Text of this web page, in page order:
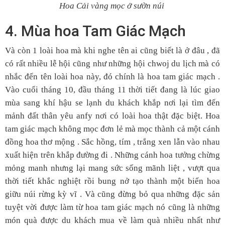
Hoa Cải vàng mọc ở sườn núi
4. Mùa hoa Tam Giác Mạch
Và còn 1 loài hoa mà khi nghe tên ai cũng biết là ở đâu , đã
có rất nhiều lễ hội cũng như những hội chwoj du lịch mà có
nhắc đến tên loài hoa này, đó chính là hoa tam giác mạch .
Vào cuối tháng 10, đầu tháng 11 thời tiết đang là lúc giao
mùa sang khí hậu se lạnh du khách khắp nơi lại tìm đến
mảnh đất thân yêu anfy nơi có loài hoa thật đặc biệt. Hoa
tam giác mạch không mọc đơn lẻ mà mọc thành cả một cánh
đồng hoa thơ mộng . Sắc hồng, tím , trắng xen lẫn vào nhau
xuất hiện trên khắp đường đi . Những cánh hoa tưởng chừng
mỏng manh nhưng lại mang sức sống mãnh liệt , vượt qua
thời tiết khắc nghiệt rồi bung nở tạo thành một biển hoa
giữu núi rừng kỳ vĩ . Và cũng đừng bỏ qua những đặc sản
tuyệt vời được làm từ hoa tam giác mạch nó cũng là những
món quà được du khách mua về làm quà nhiều nhất như